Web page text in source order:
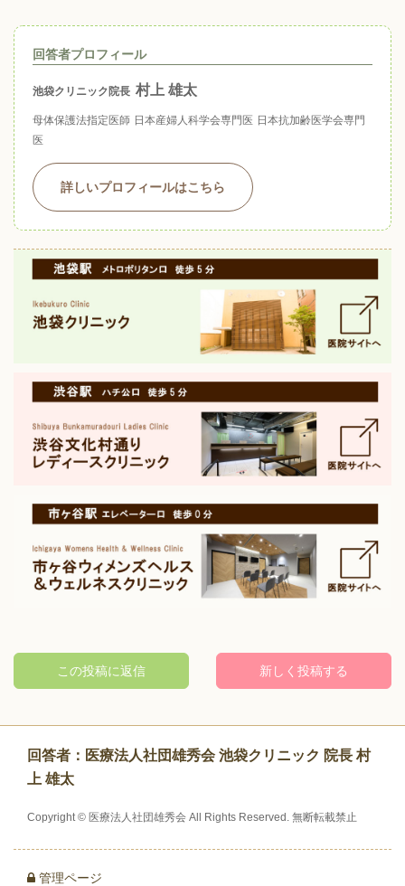
回答者プロフィール
池袋クリニック院長 村上 雄太
母体保護法指定医師 日本産婦人科学会専門医 日本抗加齢医学会専門
医
詳しいプロフィールはこちら
この投稿に返信 新しく 投稿する
回答者：医療法人社団雄秀会 池袋クリニック 院長 村
上 雄太
Copyright © 医療法人社団雄秀会 All Rights Reserved. 無断転載禁止
管理ページ